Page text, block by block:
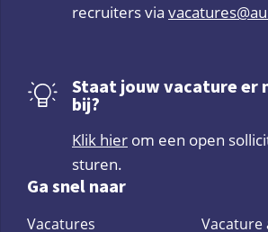
recruiters via
Staat jouw vacature er
bij?
Klik hier om een open
sturen.
Ga snel naar
Vacatures Vacature